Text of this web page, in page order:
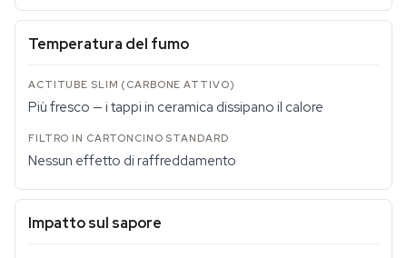
Temperatura del fumo
Più fresco — i tappi in ceramica dissipano il calore
Nessun effetto di raffreddamento
Impatto sul sapore